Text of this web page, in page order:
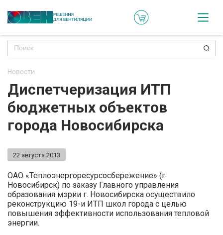
Новости
Диспетчеризация ИТП
бюджетных объектов
города Новосибирска
22 августа 2013
ОАО «Теплоэнергоресурсосбережение» (г.
Новосибирск) по заказу Главного управления
образования мэрии г. Новосибирска осуществило
реконструкцию 19-и ИТП школ города с целью
повышения эффективности использования тепловой
энергии.